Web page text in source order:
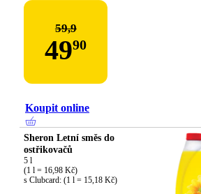
59,9
4990
Koupit online
Sheron Letní směs do
ostřikovačů
5 l
(1 l = 16,98 Kč)
s Clubcard: (1 l = 15,18 Kč)